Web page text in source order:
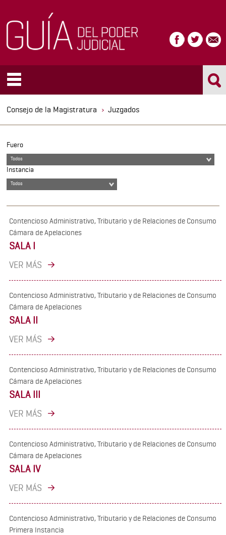
Consejo de la Magistratura Juzgados
Fuero
Todos
Instancia
Todos
Contencioso Administrativo, Tributario y de Relaciones de Consumo
Cámara de Apelaciones
SALA I
VER MÁS
Contencioso Administrativo, Tributario y de Relaciones de Consumo
Cámara de Apelaciones
SALA II
VER MÁS
Contencioso Administrativo, Tributario y de Relaciones de Consumo
Cámara de Apelaciones
SALA III
VER MÁS
Contencioso Administrativo, Tributario y de Relaciones de Consumo
Cámara de Apelaciones
SALA IV
VER MÁS
Contencioso Administrativo, Tributario y de Relaciones de Consumo
Primera Instancia